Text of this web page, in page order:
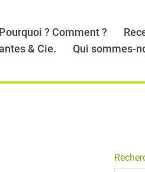
Pourquoi ? Comment ?
& Cie. Qui sommes-